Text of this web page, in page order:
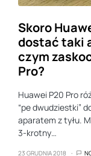
Skoro
dostać taki
czym
Pro?
Huawei P20 Pro
“pe dwudziestki”
aparatem z tyłu.
3-krotny…
23 GRUDNIA 2018